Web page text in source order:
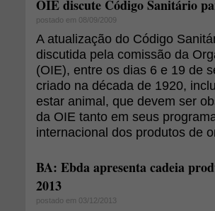
OIE discute Código Sanitário
postado em 08/09/2009
A atualização do Código
discutida pela comissão da
(OIE), entre os dias 6 e 19 de
criado na década de 1920,
estar animal, que devem ser
da OIE tanto em seus
internacional dos produtos de
BA: Ebda apresenta cadeia
2013
postado em 03/12/2013